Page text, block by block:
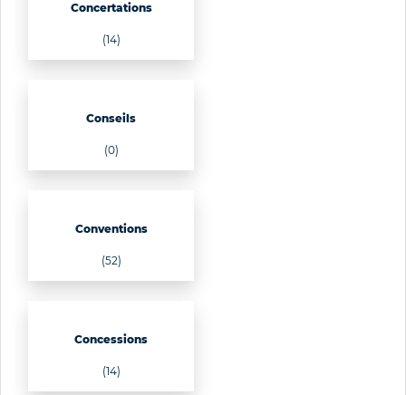
Concertations
(14)
Conseils
(0)
Conventions
(52)
Concessions
(14)